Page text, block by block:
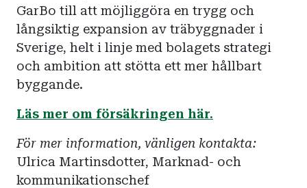
GarBo till att möjliggöra en trygg och
långsiktig expansion av träbyggnader i
Sverige, helt i linje med bolagets strategi
och ambition att stötta ett mer hållbart
byggande.
Läs mer om försäkringen här.
För mer information, vänligen kontakta:
Ulrica Martinsdotter, Marknad- och
kommunikationschef